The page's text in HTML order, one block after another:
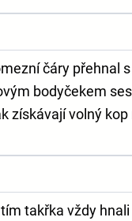
čáry přehnal
bodyčekem
získávají volný
takřka vždy